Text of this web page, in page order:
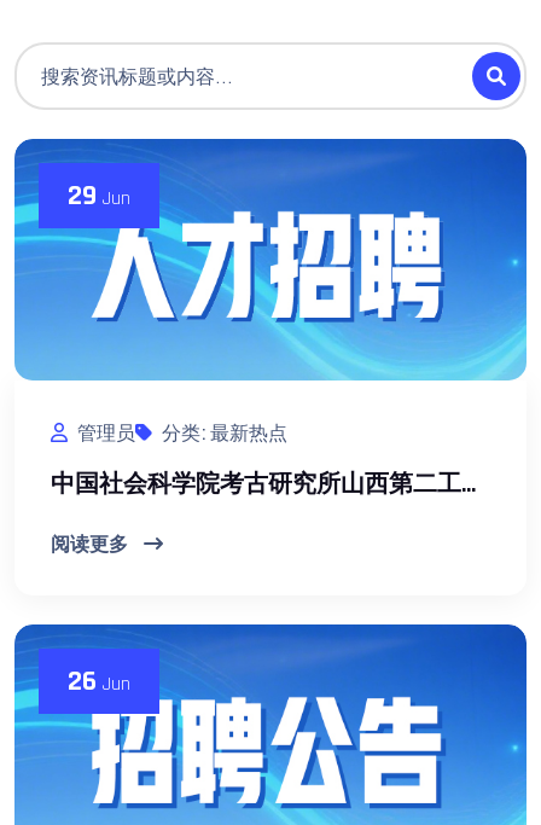
29 Jun
管理员 分类: 最新热点
中国社会科学院考古研究所山西第二工作队招聘启事
阅读更多
26 Jun